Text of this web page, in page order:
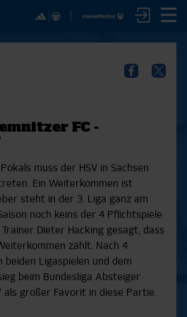
Interviews
Reportagen
Bunte HSV-Welt
Verein
Du vollen Zugriff auf über
Spielzusammenfassungen,
und vieles
FC -
Pokals muss der HSV in Sachsen
Ein Weiterkommen ist
steht in der 3. Liga ganz am
noch keins der 4 Pflichtspiele
Dieter Hacking gesagt, dass
zählt. Nach 4
Ligaspielen und dem
beim Bundesliga Absteiger
als großer Favorit in diese Partie.